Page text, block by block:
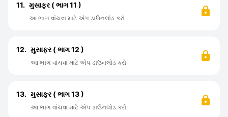
11. મુસાફર ( ભાગ 11 )
આ ભાગ વાંચવા માટે એપ ડાઉનલોડ કરો
12. મુસાફર ( ભાગ 12 )
આ ભાગ વાંચવા માટે એપ ડાઉનલોડ કરો
13. મુસાફર ( ભાગ 13 )
આ ભાગ વાંચવા માટે એપ ડાઉનલોડ કરો